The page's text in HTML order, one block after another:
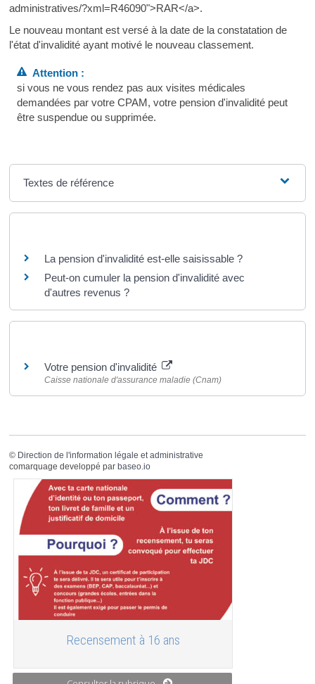
administratives/?xml=R46090">RAR</a>.
Le nouveau montant est versé à la date de la constatation de
l'état d'invalidité ayant motivé le nouveau classement.
Attention :
si vous ne vous rendez pas aux visites médicales
demandées par votre CPAM, votre pension d'invalidité peut
être suspendue ou supprimée.
Textes de référence
La pension d'invalidité est-elle saisissable ?
Peut-on cumuler la pension d'invalidité avec
d'autres revenus ?
Votre pension d'invalidité
Caisse nationale d'assurance maladie (Cnam)
© Direction de l'information légale et administrative
comarquage developpé par baseo.io
Recensement à 16 ans